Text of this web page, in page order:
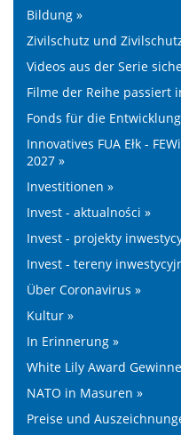
Bildung »
Zivilschutz und
Videos aus der Serie
Filme der Reihe passiert
Fonds für die
Innovatives FUA Ełk -
2027 »
Investitionen »
Invest - aktualności »
Invest - projekty
Invest - tereny
Über Coronavirus »
Kultur »
In Erinnerung »
White Lily Award
NATO in Masuren »
Preise und